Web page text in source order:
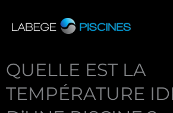
QUELLE EST LA
TEMPÉRATURE